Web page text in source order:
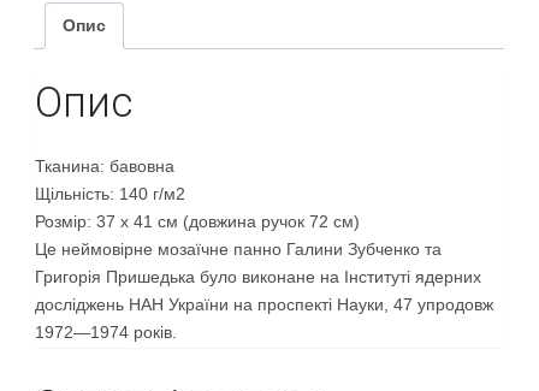
Опис
Опис
Тканина: бавовна
Щільність: 140 г/м2
Розмір: 37 х 41 см (довжина ручок 72 см)
Це неймовірне мозаїчне панно Галини Зубченко та
Григорія Пришедька було виконане на Інституті ядерних
досліджень НАН України на проспекті Науки, 47 упродовж
1972—1974 років.